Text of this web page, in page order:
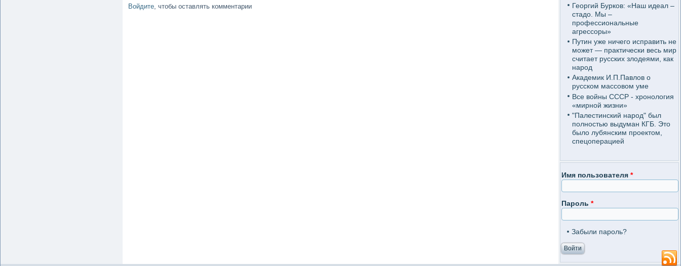
Войдите , чтобы оставлять комментарии
Георгий Бурков: «Наш идеал –
стадо. Мы –
профессиональные
агрессоры»
Путин уже ничего исправить не
может — практически весь мир
считает русских злодеями, как
народ
Академик И.П.Павлов о
русском массовом уме
Все войны СССР - хронология
«мирной жизни»
"Палестинский народ" был
полностью выдуман КГБ. Это
было лубянским проектом,
спецоперацией
Имя пользователя *
Пароль *
Забыли пароль?